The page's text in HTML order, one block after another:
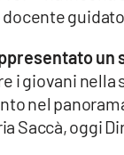
i giovani
nel
Saccà, oggi